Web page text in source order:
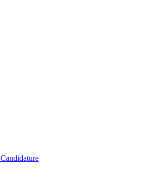
Candidature